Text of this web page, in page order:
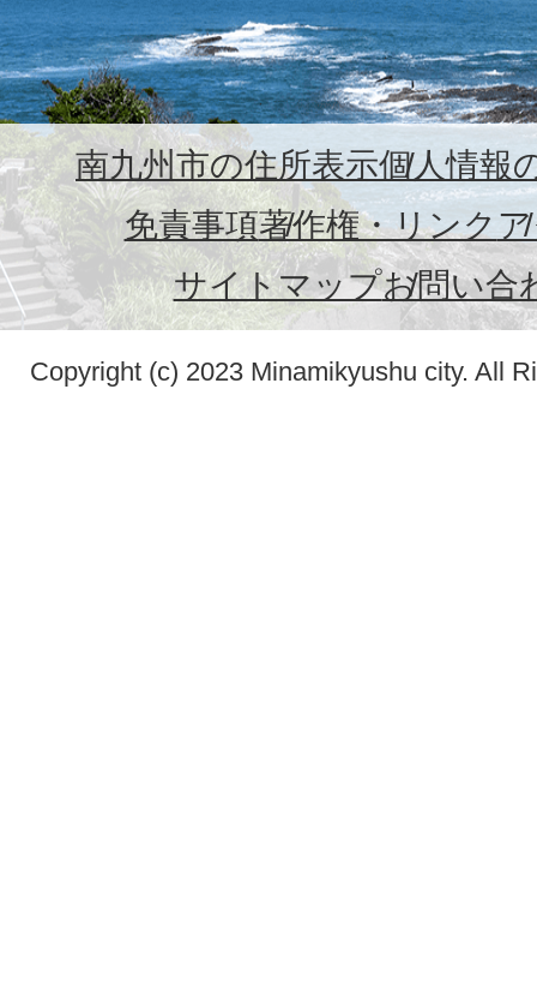
南九州市の住所表示個人情報
免責事項著作権・リンク
サイトマップお問い合
Copyright (c) 2023 Minamikyushu city. All